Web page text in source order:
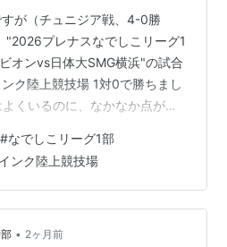
が（チュニジア戦、4-0勝
"2026プレナスなでしこリーグ1
オンvs日体大SMG横浜"の試合
ク陸上競技場 1対0で勝ちまし
くいるのに、なかなか点が入
ーの不織布のレジャーバッグ
らの晴れのせいか、風がよく
た（観覧席は日陰） 隣で建設
、近くのスポーツ会館（老朽
へ移設）の入口にあった岡本
#なでしこリーグ1部
ンク陸上競技場
• 2ヶ月前